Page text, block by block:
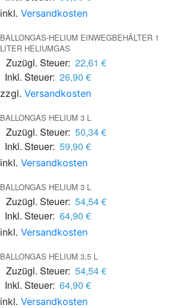
inkl. Versandkosten
BALLONGAS-HELIUM EINWEGBEHÄLTER 1
LITER HELIUMGAS
Zuzügl. Steuer: 22,61 €
Inkl. Steuer: 26,90 €
zzgl. Versandkosten
BALLONGAS HELIUM 3 L
Zuzügl. Steuer: 50,34 €
Inkl. Steuer: 59,90 €
inkl. Versandkosten
BALLONGAS HELIUM 3 L
Zuzügl. Steuer: 54,54 €
Inkl. Steuer: 64,90 €
inkl. Versandkosten
BALLONGAS HELIUM 3,5 L
Zuzügl. Steuer: 54,54 €
Inkl. Steuer: 64,90 €
inkl. Versandkosten